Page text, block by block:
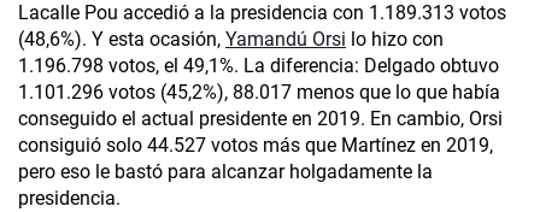
Lacalle Pou accedió a la presidencia con 1.189.313 votos
(48,6%). Y esta ocasión, Yamandú Orsi lo hizo con
1.196.798 votos, el 49,1%. La diferencia: Delgado obtuvo
1.101.296 votos (45,2%), 88.017 menos que lo que había
conseguido el actual presidente en 2019. En cambio, Orsi
consiguió solo 44.527 votos más que Martínez en 2019,
pero eso le bastó para alcanzar holgadamente la
presidencia.